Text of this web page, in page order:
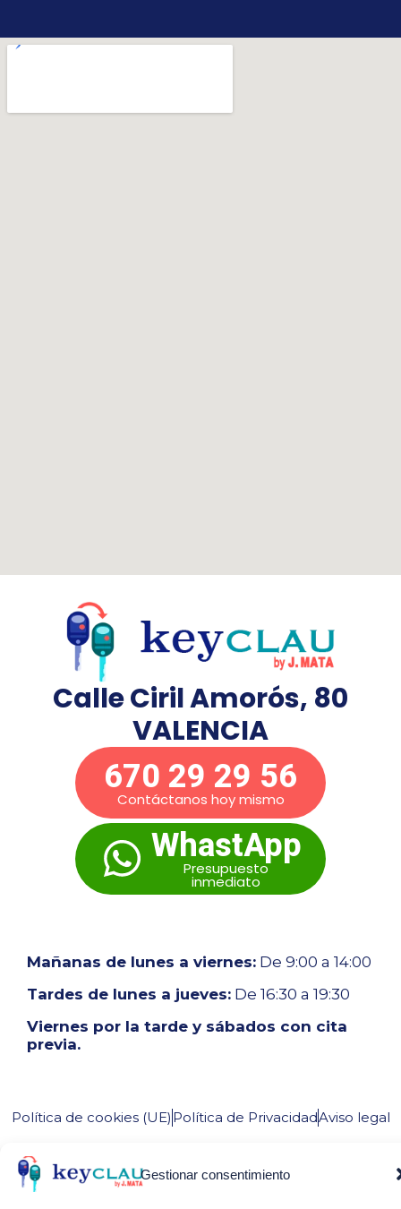
Gestionar consentimiento
Calle Ciril Amorós, 80
VALENCIA
670 29 29 56
Contáctanos hoy mismo
WhastApp
Presupuesto
inmediato
Mañanas de lunes a viernes: De 9:00 a 14:00
Tardes de lunes a jueves: De 16:30 a 19:30
Viernes por la tarde y sábados con cita
previa.
Política de cookies (UE) Política de PrivacidadAviso legal
Diseño web